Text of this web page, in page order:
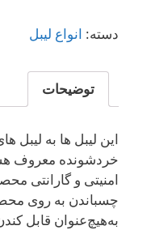
دسته: انواع لیبل
توضیحات
این لیبل ها به
خردشونده معروف
امنیتی و گارانتی
چسباندن به روی
به‌هیچ‌عنوان قابل